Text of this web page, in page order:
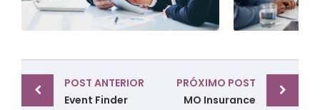
Post
navigation
POST ANTERIOR
Event Finder
PRÓXIMO POST
MO Insurance